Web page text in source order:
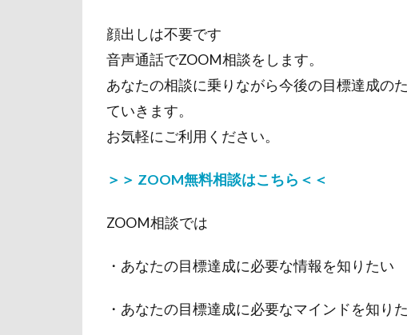
顔出しは不要です
音声通話でZOOM相談をします。
あなたの相談に乗りながら今後の目標達成の
ていきます。
お気軽にご利用ください。
＞＞ ZOOM無料相談はこちら＜＜
ZOOM相談では
・あなたの目標達成に必要な情報を知りたい
・あなたの目標達成に必要なマインドを知り